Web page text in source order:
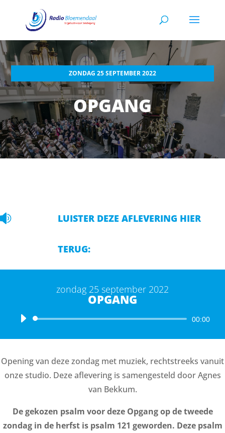
ZONDAG 25 SEPTEMBER 2022
OPGANG
 LUISTER DEZE AFLEVERING HIER
TERUG:
zondag 25 september 2022
OPGANG
Audiospeler 00:00
Opening van deze zondag met muziek, rechtstreeks vanuit
onze studio. Deze aflevering is samengesteld door Agnes
van Bekkum.
De gekozen psalm voor deze Opgang op de tweede
zondag in de herfst is psalm 121 geworden. Deze psalm